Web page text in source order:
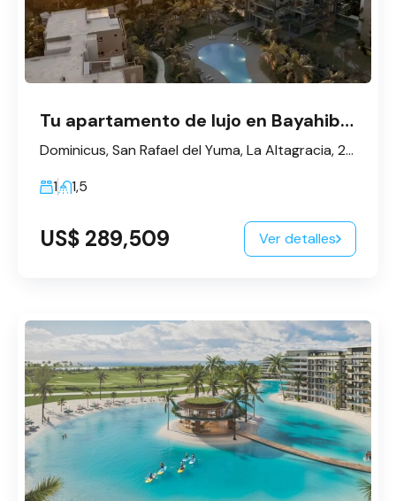
Tu apartamento de lujo en Bayahibe - Dominicus
Dominicus, San Rafael del Yuma, La Altagracia, 23200, République dominicaine
1
1,5
US$ 289,509 Ver detalles